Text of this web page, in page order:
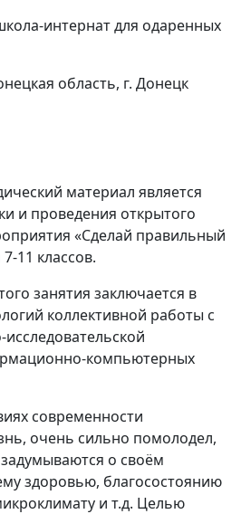
интернат для одаренных
область, г. Донецк
материал является
и проведения открытого
«Сделай правильный
11 классов.
занятия заключается в
коллективной работы с
компьютерных
современности
очень сильно помолодел,
о своём
здоровью, благосостоянию
и т.д. Целью